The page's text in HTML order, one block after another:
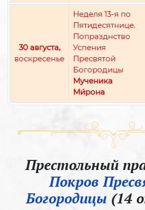
30 августа,
воскресенье
Неделя 13-я по
Пятидесятнице.
Попразднство
Успения
Пресвятой
Богородицы
Мученика
Ми́рона
Престольный
Покров
Богородицы (14